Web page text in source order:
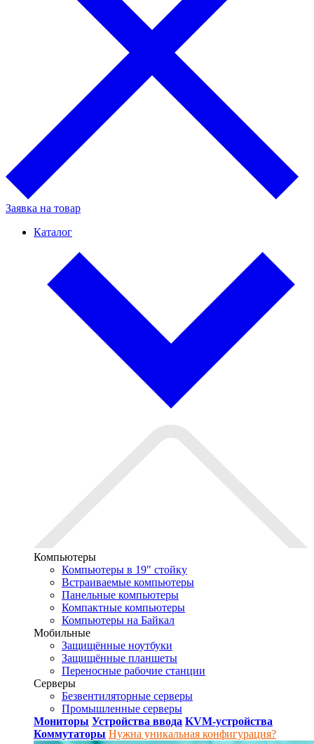
Заявка на товар
Каталог
Компьютеры
Компьютеры в 19" стойкy
Встраиваемые компьютеры
Панельные компьютеры
Компактные компьютеры
Компьютеры на Байкал
Мобильные
Защищённые ноутбуки
Защищённые планшеты
Переносные рабочие станции
Серверы
Безвентиляторные серверы
Промышленные серверы
Мониторы Устройства ввода KVM-устройства
Коммутаторы Нужна уникальная конфигурация?